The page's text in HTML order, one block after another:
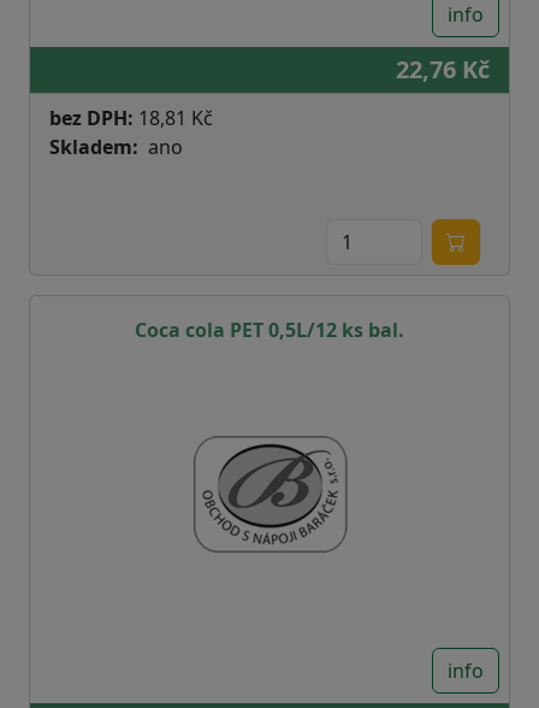
info
22,76 Kč
bez DPH: 18,81 Kč
Skladem
ano
Coca cola PET 0,5L/12 ks bal.
info